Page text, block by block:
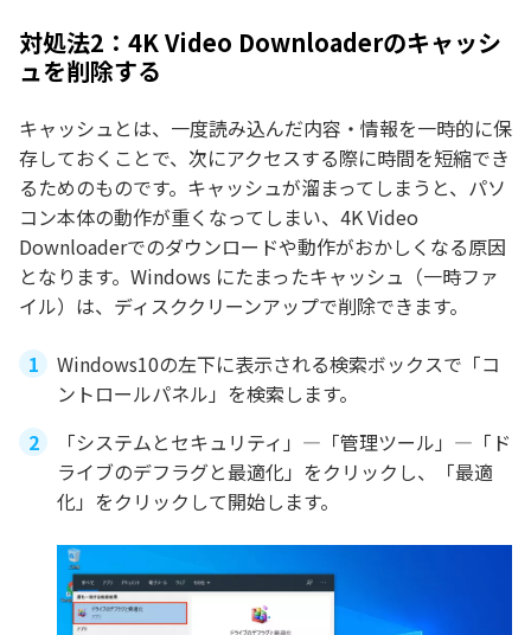
対処法2：4K Video Downloaderのキャッシ
ュを削除する
キャッシュとは、一度読み込んだ内容・情報を一時的に保
存しておくことで、次にアクセスする際に時間を短縮でき
るためのものです。キャッシュが溜まってしまうと、パソ
コン本体の動作が重くなってしまい、4K Video
Downloaderでのダウンロードや動作がおかしくなる原因
となります。Windows にたまったキャッシュ（一時ファ
イル）は、ディスククリーンアップで削除できます。
Windows10の左下に表示される検索ボックスで「コ
ントロールパネル」を検索します。
「システムとセキュリティ」―「管理ツール」―「ド
ライブのデフラグと最適化」をクリックし、「最適
化」をクリックして開始します。